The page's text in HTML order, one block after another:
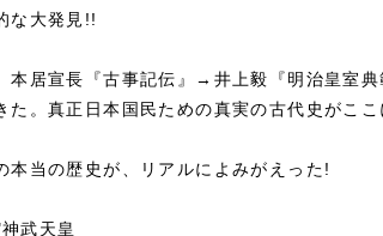
な大発見!!
本居宣長『古事記伝』→井上毅『明治皇室
。真正日本国民ための真実の古代史がここ
当の歴史が、リアルによみがえった!
武天皇